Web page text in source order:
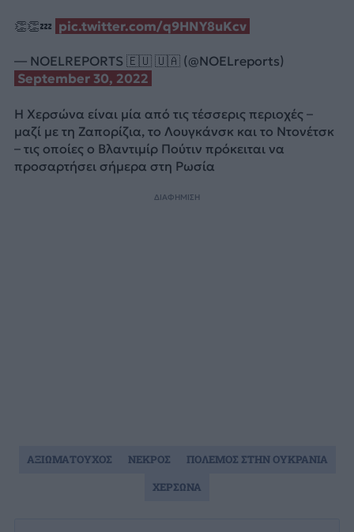
👏👏💤 pic.twitter.com/q9HNY8uKcv
— NOELREPORTS 🇪🇺 🇺🇦 (@NOELreports)
September 30, 2022
Η Χερσώνα είναι μία από τις τέσσερις περιοχές –
μαζί με τη Ζαπορίζια, το Λουγκάνσκ και το Ντονέτσκ
– τις οποίες ο Βλαντιμίρ Πούτιν πρόκειται να
προσαρτήσει σήμερα στη Ρωσία
ΔΙΑΦΗΜΙΣΗ
ΑΞΙΩΜΑΤΟΥΧΟΣ ΝΕΚΡΟΣ
ΠΟΛΕΜΟΣ ΣΤΗΝ ΟΥΚΡΑΝΙΑ
ΧΕΡΣΩΝΑ